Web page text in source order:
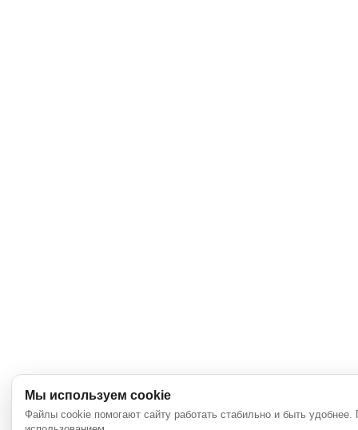
Мы используем cookie
Файлы cookie помогают сайту работать стабильно и быть